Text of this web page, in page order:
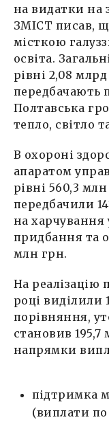
на видатки на
ЗМІСТ писав,
місткою
освіта.
рівні 2,08
передбачають
Полтавська
тепло, світло
В охороні
апаратом
рівні 560,3
передбачили
на харчування
придбання та
млн грн.
На реалізацію
році виділили
порівняння,
становив
напрямки
підтримка
(виплати по